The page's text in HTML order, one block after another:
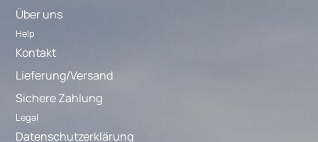
Über uns
Help
Kontakt
Lieferung/Versand
Sichere Zahlung
Legal
Datenschutzerklärung